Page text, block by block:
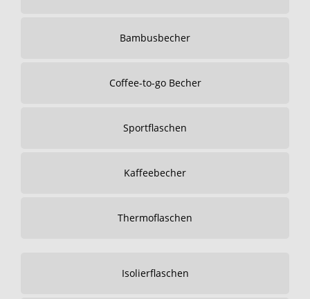
Bambusbecher
Coffee-to-go Becher
Sportflaschen
Kaffeebecher
Thermoflaschen
Isolierflaschen